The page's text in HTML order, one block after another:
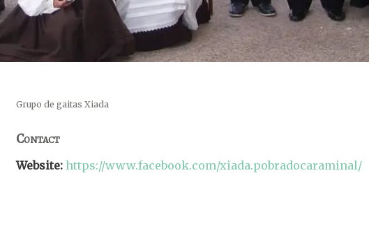
Grupo de gaitas Xiada
Contact
Website: https://www.facebook.com/xiada.pobradocaraminal/